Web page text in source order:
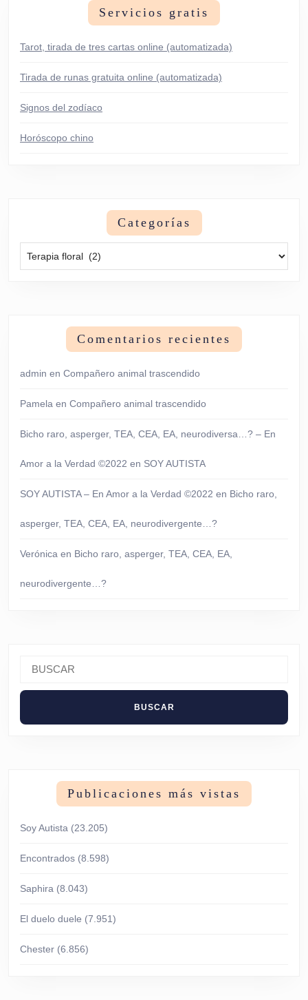
Servicios gratis
Tarot, tirada de tres cartas online (automatizada)
Tirada de runas gratuita online (automatizada)
Signos del zodíaco
Horóscopo chino
Categorías
Comentarios recientes
admin en Compañero animal trascendido
Pamela en Compañero animal trascendido
Bicho raro, asperger, TEA, CEA, EA, neurodiversa…? – En
Amor a la Verdad ©2022 en SOY AUTISTA
SOY AUTISTA – En Amor a la Verdad ©2022 en Bicho raro,
asperger, TEA, CEA, EA, neurodivergente…?
Verónica en Bicho raro, asperger, TEA, CEA, EA,
neurodivergente…?
Publicaciones más vistas
Soy Autista (23.205)
Encontrados (8.598)
Saphira (8.043)
El duelo duele (7.951)
Chester (6.856)